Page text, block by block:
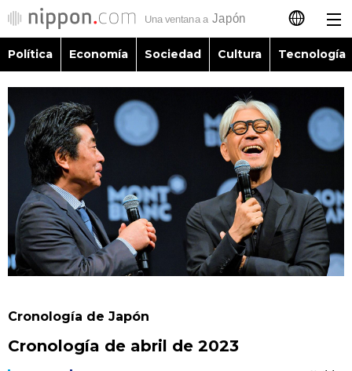
日本語
English
简体字
繁體字
Français
العربية
Política
Economía
Sociedad
Política Economía Sociedad Cultura Tecnología
Cronología de Japón
Cronología de abril de 2023